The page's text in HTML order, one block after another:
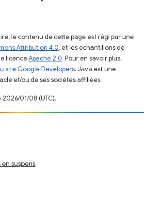
le contenu de cette page est régi par une
Attribution 4.0, et les échantillons de
licenceApache 2.0. Pour en savoir plus,
site Google Developers. Java est une
et/ou de ses sociétés affiliées.
01/08 (UTC).
suspens